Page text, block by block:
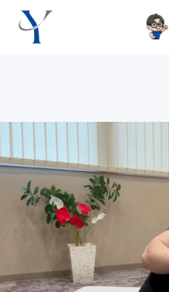
体型の悩み動画集
ライブレッスン
セルフ姿勢分析